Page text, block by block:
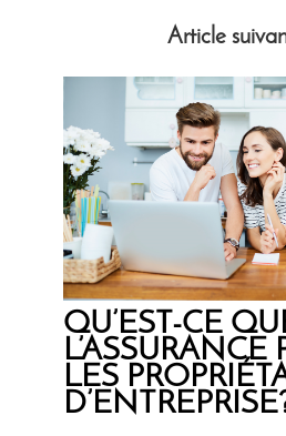
Article
QU’EST-CE
L’ASSURANCE
LES